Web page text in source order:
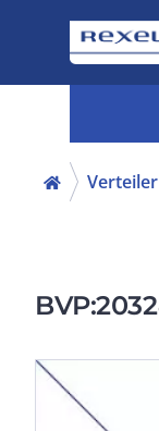
Verteiler